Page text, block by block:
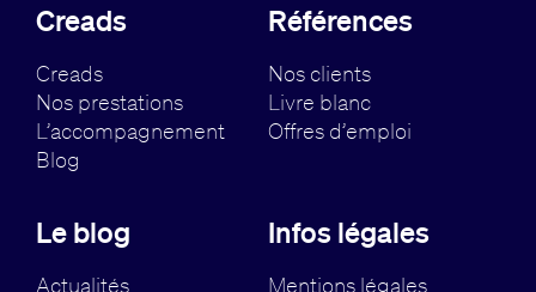
Creads
Creads
Nos prestations
L’accompagnement
Blog
Références
Nos clients
Livre blanc
Offres d’emploi
Le blog
Actualités
Infos légales
Mentions légales